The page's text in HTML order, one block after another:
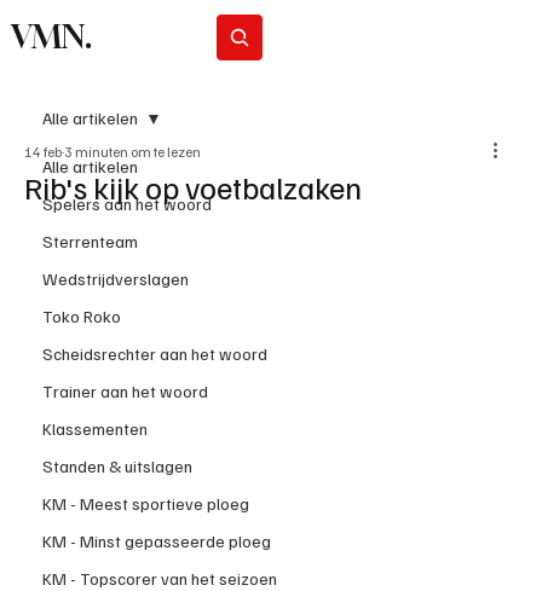
VMN.
Alle artikelen
Spelers aan het woord
Sterrenteam
Wedstrijdverslagen
Toko Roko
Scheidsrechter aan het woord
Trainer aan het woord
Klassementen
Standen & uitslagen
KM - Meest sportieve ploeg
KM - Minst gepasseerde ploeg
KM - Topscorer van het seizoen
Alle artikelen
Rib's kijk op voetbalzaken
14 feb 3 minuten om te lezen